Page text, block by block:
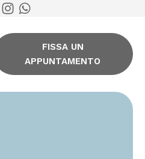
FISSA UN
APPUNTAMENTO